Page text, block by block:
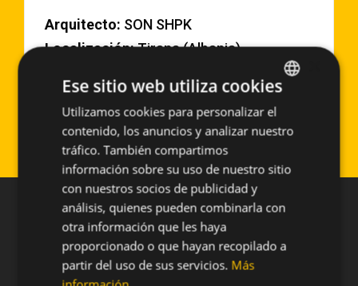
Arquitecto: SON SHPK
Localización:Tirana (Albania)
Superficie aproximada:1500 m2
Sistema empleado:BASIC TILE
SPANISH
ENGLISH
Ese sitio web utiliza cookies
Utilizamos cookies para personalizar el
contenido, los anuncios y analizar nuestro
tráfico. También compartimos
información sobre su uso de nuestro sitio
con nuestros socios de publicidad y
análisis, quienes pueden combinarla con
otra información que les haya
proporcionado o que hayan recopilado a
partir del uso de sus servicios. Más